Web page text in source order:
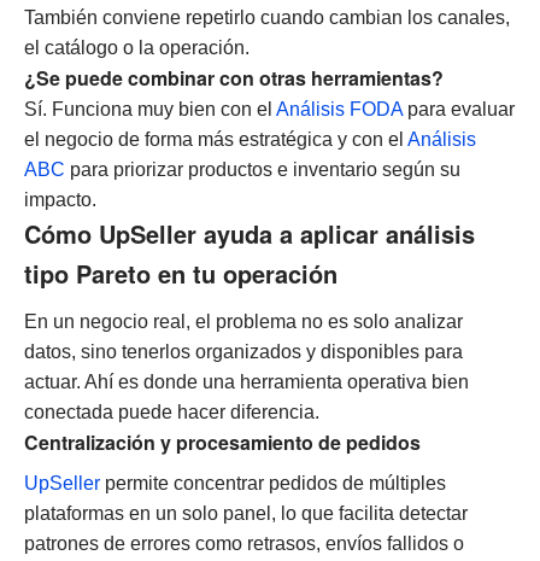
También conviene repetirlo cuando cambian los canales,
el catálogo o la operación.
¿Se puede combinar con otras herramientas?
Sí. Funciona muy bien con el Análisis FODApara evaluar
el negocio de forma más estratégica y con el Análisis
ABC para priorizar productos e inventario según su
impacto.
Cómo UpSeller ayuda a aplicar análisis
tipo Pareto en tu operación
En un negocio real, el problema no es solo analizar
datos, sino tenerlos organizados y disponibles para
actuar. Ahí es donde una herramienta operativa bien
conectada puede hacer diferencia.
Centralización y procesamiento de pedidos
UpSeller permite concentrar pedidos de múltiples
plataformas en un solo panel, lo que facilita detectar
patrones de errores como retrasos, envíos fallidos o